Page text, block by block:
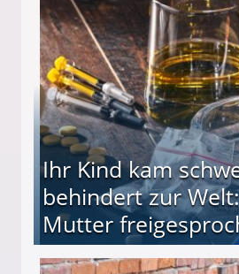
(34) in den finanziellen Ruin!
Ihr Kind kam
behindert zur
Mutter